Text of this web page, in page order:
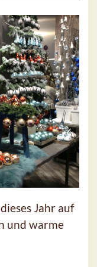
Jahr auf
und warme